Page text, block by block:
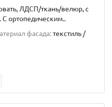
ЛДСП/ткань/велюр, с
ортопедическим..
фасада:текстиль /